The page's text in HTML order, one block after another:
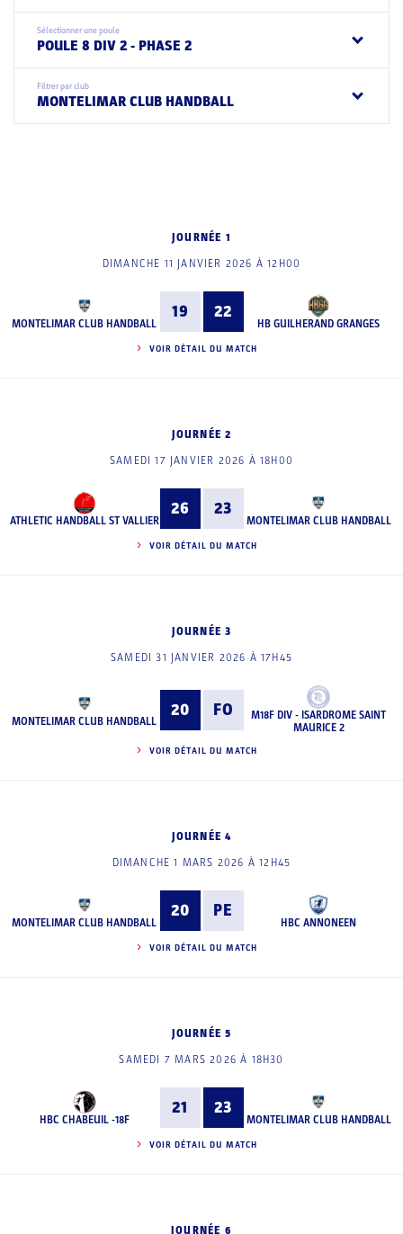
Sélectionner une poule
POULE 8 DIV 2 - PHASE 2
Filtrer par club
MONTELIMAR CLUB HANDBALL
JOURNÉE 1
DIMANCHE 11 JANVIER 2026 À 12H00
MONTELIMAR CLUB HANDBALL
19 22
HB GUILHERAND GRANGES
VOIR DÉTAIL DU MATCH
JOURNÉE 2
SAMEDI 17 JANVIER 2026 À 18H00
ATHLETIC HANDBALL ST VALLIER
26 23
MONTELIMAR CLUB HANDBALL
VOIR DÉTAIL DU MATCH
JOURNÉE 3
SAMEDI 31 JANVIER 2026 À 17H45
MONTELIMAR CLUB HANDBALL
20 FO
M18F DIV - ISARDROME SAINT
MAURICE 2
VOIR DÉTAIL DU MATCH
JOURNÉE 4
DIMANCHE 1 MARS 2026 À 12H45
MONTELIMAR CLUB HANDBALL
20 PE
HBC ANNONEEN
VOIR DÉTAIL DU MATCH
JOURNÉE 5
SAMEDI 7 MARS 2026 À 18H30
HBC CHABEUIL -18F
21 23
MONTELIMAR CLUB HANDBALL
VOIR DÉTAIL DU MATCH
JOURNÉE 6